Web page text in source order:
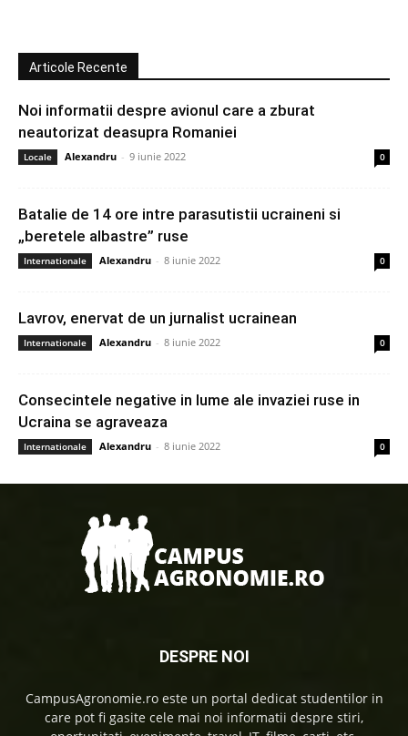
Articole Recente
Noi informatii despre avionul care a zburat
neautorizat deasupra Romaniei
Locale Alexandru - 9 iunie 2022 0
Batalie de 14 ore intre parasutistii ucraineni si
„beretele albastre” ruse
Internationale Alexandru - 8 iunie 2022 0
Lavrov, enervat de un jurnalist ucrainean
Internationale Alexandru - 8 iunie 2022 0
Consecintele negative in lume ale invaziei ruse in
Ucraina se agraveaza
Internationale Alexandru - 8 iunie 2022 0
DESPRE NOI
CampusAgronomie.ro este un portal dedicat studentilor in
care pot fi gasite cele mai noi informatii despre stiri,